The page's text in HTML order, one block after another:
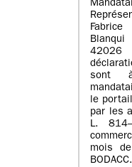
42026
sont
le
par les
L.
mois
BODACC.